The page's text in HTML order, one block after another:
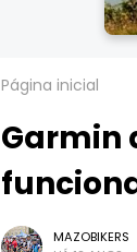
Página inicial
Garmin
MAZOBIKERS